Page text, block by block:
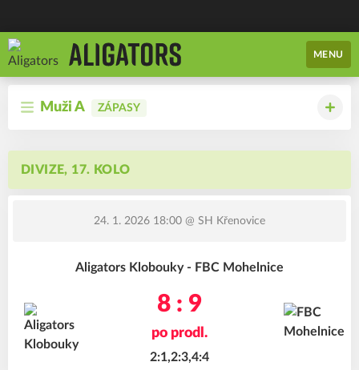
MENU
Muži A ZÁPASY
DIVIZE, 17. KOLO
24. 1. 2026 18:00 @ SH Křenovice
Aligators Klobouky - FBC Mohelnice
8 : 9
po prodl.
2:1,2:3,4:4